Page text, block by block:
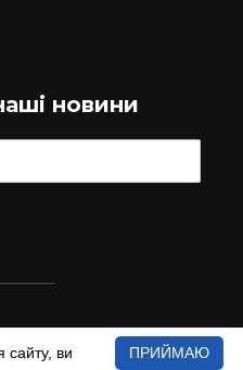
новини
2022
з сайту обов'язкове пряме
ПРИЙМАЮ
сайту, ви